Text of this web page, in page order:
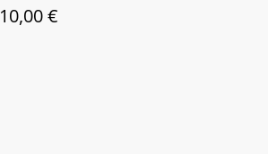
10,00 €